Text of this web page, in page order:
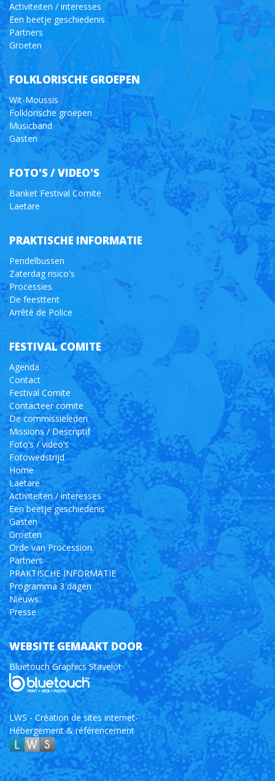
Activiteiten / interesses
Een beetje geschiedenis
Partners
Groeten
FOLKLORISCHE GROEPEN
Wit-Moussis
Folklorische groepen
Musicband
Gasten
FOTO'S / VIDEO'S
Banket Festival Comite
Laetare
PRAKTISCHE INFORMATIE
Pendelbussen
Zaterdag risico's
Processies
De feesttent
Arrêté de Police
FESTIVAL COMITE
Agenda
Contact
Festival Comite
Contacteer comite
De commissieleden
Missions / Descriptif
Foto’s / video’s
Fotowedstrijd
Home
Laetare
Activiteiten / interesses
Een beetje geschiedenis
Gasten
Groeten
Orde van Procession
Partners
PRAKTISCHE INFORMATIE
Programma 3 dagen
Nieuws
Presse
WEBSITE GEMAAKT DOOR
Bluetouch Graphics Stavelot
LWS - Création de sites internet-
Hébergement & référencement